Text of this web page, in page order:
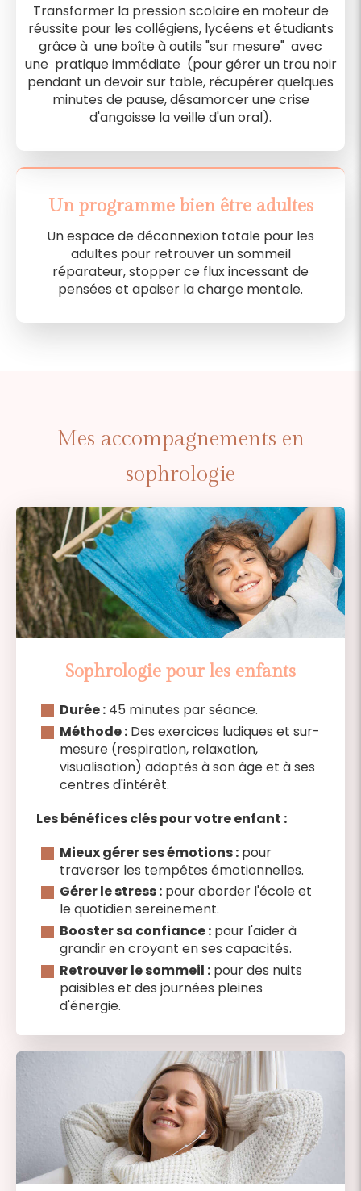
Transformer la pression scolaire en moteur de
réussite pour les collégiens, lycéens et étudiants
grâce à une boîte à outils "sur mesure" avec
une pratique immédiate (pour gérer un trou noir
pendant un devoir sur table, récupérer quelques
minutes de pause, désamorcer une crise
d'angoisse la veille d'un oral).
Un programme bien être adultes
Un espace de déconnexion totale pour les
adultes pour retrouver un sommeil
réparateur, stopper ce flux incessant de
pensées et apaiser la charge mentale.
Mes accompagnements en
sophrologie
Sophrologie pour les enfants
Durée :45 minutes par séance.
Méthode :Des exercices ludiques et sur-
mesure (respiration, relaxation,
visualisation) adaptés à son âge et à ses
centres d'intérêt.
Les bénéfices clés pour votre enfant :
Mieux gérer ses émotions :pour
traverser les tempêtes émotionnelles.
Gérer le stress :pour aborder l'école et
le quotidien sereinement.
Booster sa confiance :pour l'aider à
grandir en croyant en ses capacités.
Retrouver le sommeil :pour des nuits
paisibles et des journées pleines
d'énergie.